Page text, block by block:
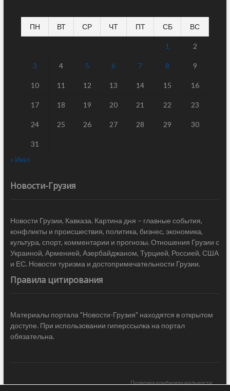
ПН ВТ СР ЧТ ПТ СБ ВС
1 2
3 4 5 6 7 8 9
10 11 12 13 14 15 16
17 18 19 20 21 22 23
24 25 26 27 28 29 30
31
« Июл
Новости-Грузия
Новости Грузии, Кавказа. Картина дня – главные события,
конфликты и происшествия, политика, бизнес, экономика,
культура, спорт, комментарии и прогнозы. Отношения Грузии с
Украиной, Арменией, Азербайджаном, Турцией, Россией, США
и ЕС. Новости туризма и достопримечательности Грузии.
Правила цитирования
Материалы портала "Новости-Грузия" находятся в открытом
доступе. При использовании гиперссылка на портал
обязательна.
Политика конфиденциальности